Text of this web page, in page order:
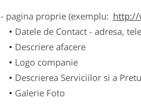
- pagina proprie (exemplu: http://
Datele de Contact - adresa,
Descriere afacere
Logo companie
Descrierea Serviciilor si a
Galerie Foto